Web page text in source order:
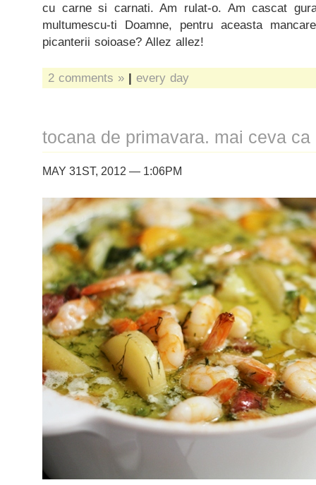
cu carne si carnati. Am rulat-o. Am cascat
multumescu-ti Doamne, pentru aceasta
picanterii soioase? Allez allez!
2 comments » | every day
tocana de primavara. mai ceva ca
MAY 31ST, 2012 — 1:06PM